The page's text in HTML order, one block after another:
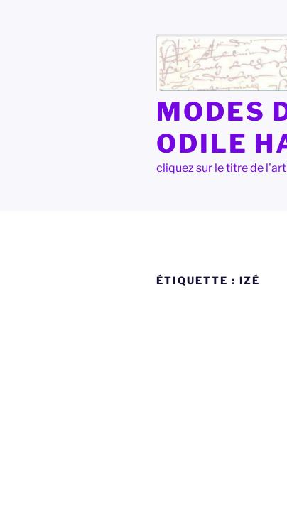
MODES
ODILE
cliquez sur le titre de
ÉTIQUETTE : IZÉ